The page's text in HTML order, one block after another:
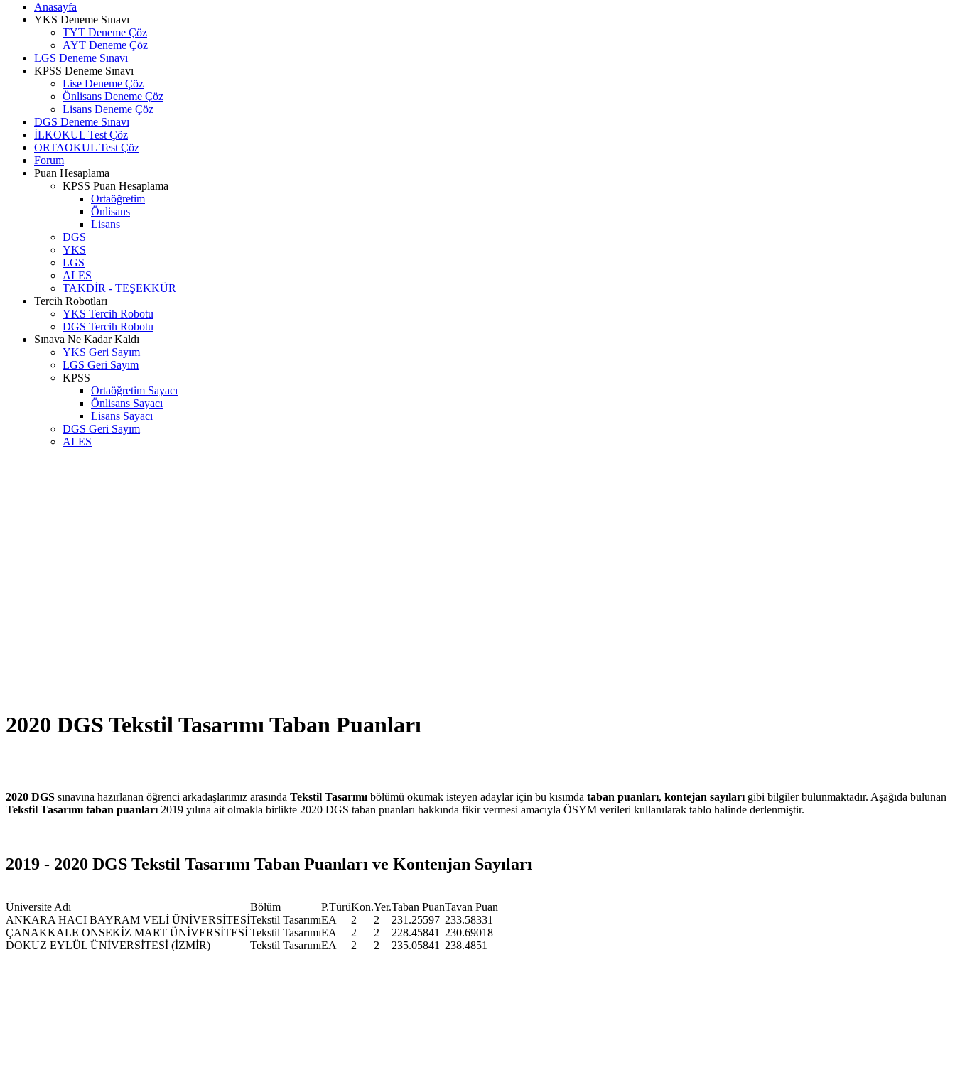
Anasayfa
YKS Deneme Sınavı
TYT Deneme Çöz
AYT Deneme Çöz
LGS Deneme Sınavı
KPSS Deneme Sınavı
Lise Deneme Çöz
Önlisans Deneme Çöz
Lisans Deneme Çöz
DGS Deneme Sınavı
İLKOKUL Test Çöz
ORTAOKUL Test Çöz
Forum
Puan Hesaplama
KPSS Puan Hesaplama
Ortaöğretim
Önlisans
Lisans
DGS
YKS
LGS
ALES
TAKDİR - TEŞEKKÜR
Tercih Robotları
YKS Tercih Robotu
DGS Tercih Robotu
Sınava Ne Kadar Kaldı
YKS Geri Sayım
LGS Geri Sayım
KPSS
Ortaöğretim Sayacı
Önlisans Sayacı
Lisans Sayacı
DGS Geri Sayım
ALES
2020 DGS Tekstil Tasarımı Taban Puanları
2020 DGS sınavına hazırlanan öğrenci arkadaşlarımız arasında Tekstil Tasarımı bölümü okumak isteyen adaylar için bu kısımda taban puanları, kontejan sayıları gibi bilgiler bulunmaktadır. Aşağıda bulunan
Tekstil Tasarımı taban puanları 2019 yılına ait olmakla birlikte 2020 DGS taban puanları hakkında fikir vermesi amacıyla ÖSYM verileri kullanılarak tablo halinde derlenmiştir.
2019 - 2020 DGS Tekstil Tasarımı Taban Puanları ve Kontenjan Sayıları
Üniversite Adı Bölüm P.TürüKon.Yer.Taban PuanTavan Puan
ANKARA HACI BAYRAM VELİ ÜNİVERSİTESİTekstil TasarımıEA 2 2 231.25597 233.58331
ÇANAKKALE ONSEKİZ MART ÜNİVERSİTESİTekstil TasarımıEA 2 2 228.45841
230.69018
DOKUZ EYLÜL ÜNİVERSİTESİ (İZMİR)
Tekstil TasarımıEA 2 2 235.05841 238.4851